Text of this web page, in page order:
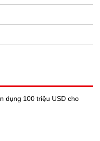
dụng 100 triệu USD cho